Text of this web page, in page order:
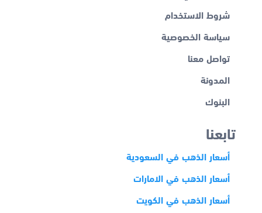
شروط الاستخدام
سياسة الخصوصية
تواصل معنا
المدونة
البنوك
تابعنا
أسعار الذهب في السعودية
أسعار الذهب في الامارات
أسعار الذهب في الكويت